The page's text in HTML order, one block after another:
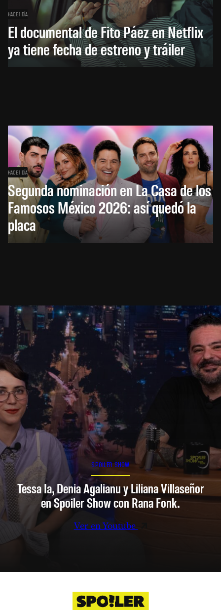
HACE 1 DÍA
El documental de Fito Páez en Netflix
ya tiene fecha de estreno y tráiler
HACE 1 DÍA
Segunda nominación en La Casa de los
Famosos México 2026: así quedó la
placa
SPOILER SHOW
Tessa Ia, Denia Agalianu y Liliana Villaseñor
en Spoiler Show con Rana Fonk.
Ver en Youtube